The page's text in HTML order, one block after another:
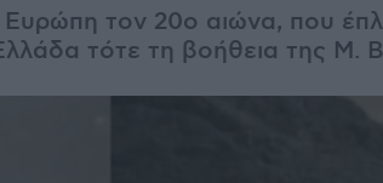
τον 20ο αιώνα, που
τότε τη βοήθεια της Μ.